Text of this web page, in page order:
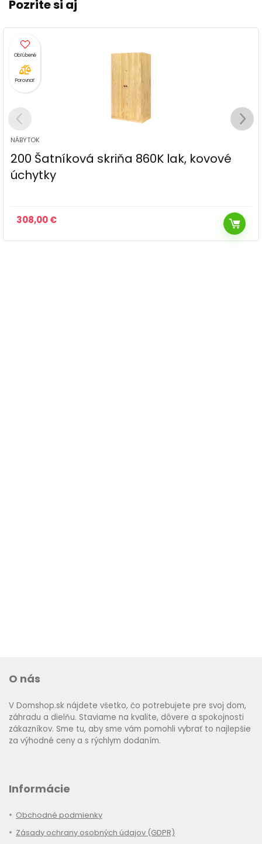
Pozrite si aj
Skriňa 862K lak, kovové úchytky
O nás
V Domshop.sk nájdete všetko, čo potrebujete pre svoj dom,
záhradu a dielňu. Staviame na kvalite, dôvere a spokojnosti
zákazníkov. Sme tu, aby sme vám pomohli vybrať to najlepšie
za výhodné ceny a s rýchlym dodaním.
Informácie
Obchodné podmienky
Zásady ochrany osobných údajov (GDPR)